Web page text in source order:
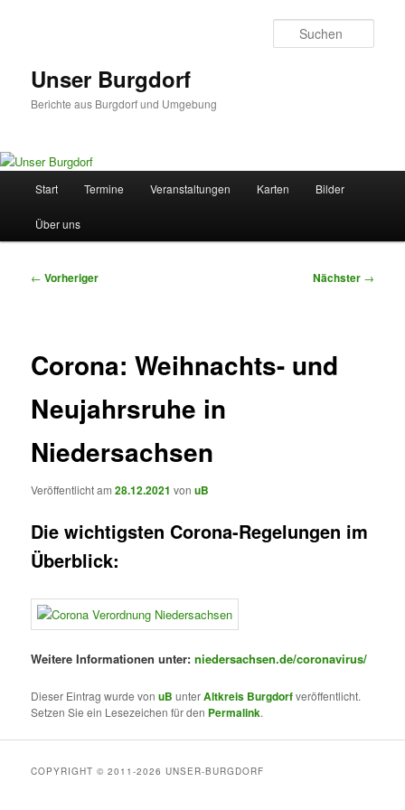
Unser Burgdorf
Berichte aus Burgdorf und Umgebung
Start Termine Veranstaltungen Karten Bilder
Über uns
Beitragsnavigation
← Vorheriger Nächster →
Corona: Weihnachts- und
Neujahrsruhe in
Niedersachsen
Veröffentlicht am28.12.2021 vonuB
Die wichtigsten Corona-Regelungen im
Überblick:
Weitere Informationen unter:niedersachsen.de/coronavirus/
Dieser Eintrag wurde vonuB unterAltkreis Burgdorfveröffentlicht.
Setzen Sie ein Lesezeichen für den Permalink.
COPYRIGHT © 2011-2026 UNSER-BURGDORF